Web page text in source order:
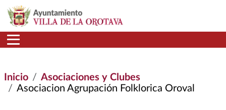
Pasar al contenido principal
Inicio
Asociaciones y Clubes
Asociacion Agrupación Folklorica Oroval